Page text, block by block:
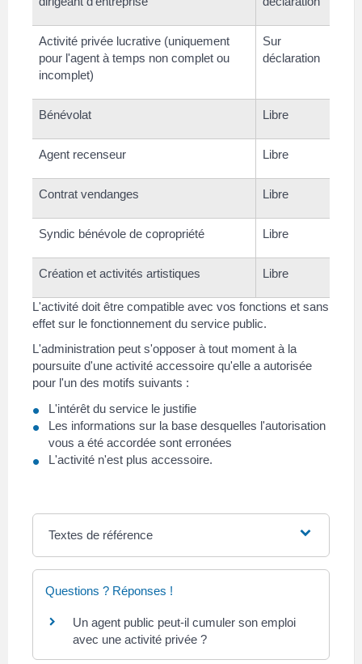
Activité privée lucrative (uniquement
pour l'agent à temps non complet ou
incomplet)
Sur
déclaration
Bénévolat Libre
Agent recenseur Libre
Contrat vendanges Libre
Syndic bénévole de copropriété Libre
Création et activités artistiques Libre
L'activité doit être compatible avec vos fonctions et sans
effet sur le fonctionnement du service public.
L'administration peut s'opposer à tout moment à la
poursuite d'une activité accessoire qu'elle a autorisée
pour l'un des motifs suivants :
L'intérêt du service le justifie
Les informations sur la base desquelles l'autorisation
vous a été accordée sont erronées
L'activité n'est plus accessoire.
Textes de référence
Questions ? Réponses !
Un agent public peut-il cumuler son emploi
avec une activité privée ?